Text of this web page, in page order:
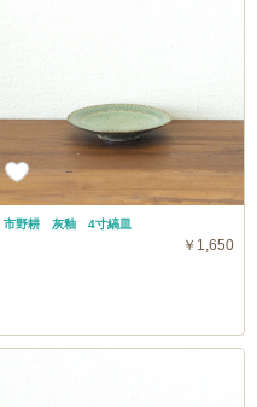
市野耕 灰釉 4寸縞皿
￥1,650